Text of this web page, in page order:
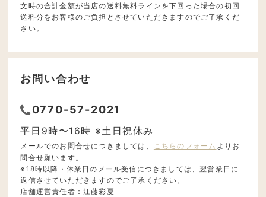
文時の合計金額が当店の送料無料ラインを下回った場合の初回
送料分をお客様のご負担とさせていただきますのでご了承くだ
さい。
お問い合わせ
0770-57-2021
平日9時〜16時 ※土日祝休み
メールでのお問合せにつきましては、 こちらのフォーム よりお
問合せ願います。
※18時以降・休業日のメール受信につきましては、翌営業日に
返信させていただきますのでご了承ください。
店舗運営責任者：江藤彩夏